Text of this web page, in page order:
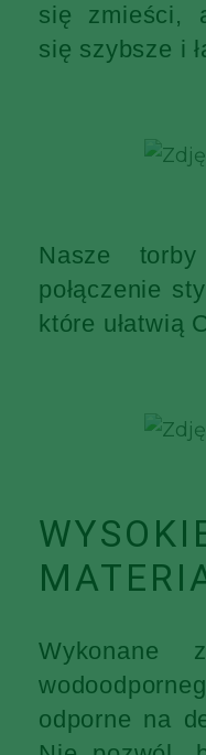
się zmieści,
się szybsze i
Nasze
połączenie
które ułatwią
Wykonane
odporne na